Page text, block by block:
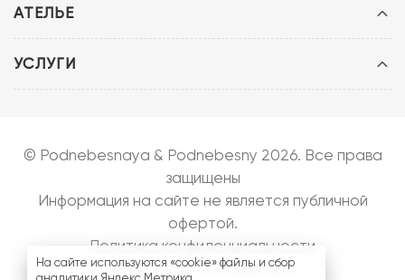
АТЕЛЬЕ
УСЛУГИ
© Podnebesnaya & Podnebesny 2026. Все права
защищены
Информация на сайте не является публичной
офертой.
Политика конфиденциальности
Запуск сайта:bazarow.ru
На сайте используются «cookie» файлы и сбор